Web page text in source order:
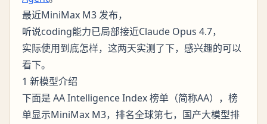
最近MiniMax M3 发布，
听说coding能力已局部接近Claude Opus 4.7，
实际使用到底怎样，这两天实测了下，感兴趣的可以
看下。
1 新模型介绍
下面是 AA Intelligence Index 榜单（简称AA），榜
单显示MiniMax M3，排名全球第七，国产大模型排